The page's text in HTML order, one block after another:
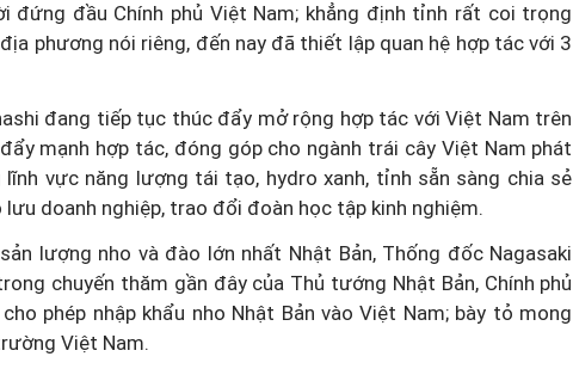
đứng đầu Chính phủ Việt Nam; khẳng định tỉnh rất coi trọng
phương nói riêng, đến nay đã thiết lập quan hệ hợp tác với 3
đang tiếp tục thúc đẩy mở rộng hợp tác với Việt Nam trên
mạnh hợp tác, đóng góp cho ngành trái cây Việt Nam phát
vực năng lượng tái tạo, hydro xanh, tỉnh sẵn sàng chia sẻ
doanh nghiệp, trao đổi đoàn học tập kinh nghiệm.
lượng nho và đào lớn nhất Nhật Bản, Thống đốc Nagasaki
chuyến thăm gần đây của Thủ tướng Nhật Bản, Chính phủ
phép nhập khẩu nho Nhật Bản vào Việt Nam; bày tỏ mong
Việt Nam.